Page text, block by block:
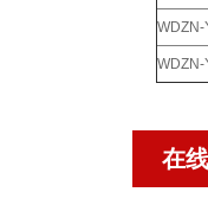
WDZN-
在